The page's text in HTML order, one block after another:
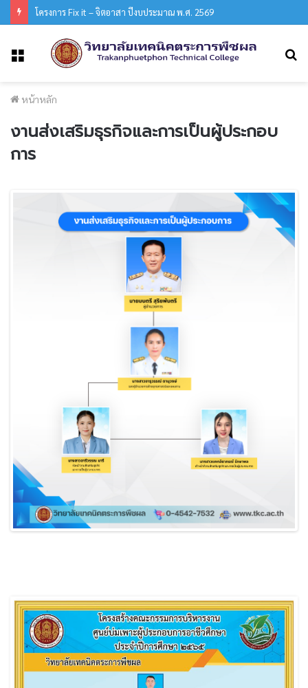
โครงการ Fix it – จิตอาสา ปีงบประมาณ พ.ศ. 2569
หน้าหลัก
งานส่งเสริมธุรกิจและการเป็นผู้ประกอบ
การ